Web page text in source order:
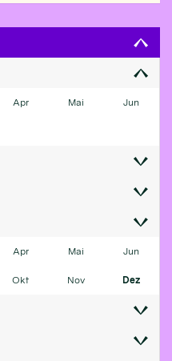
Apr Mai Jun
Apr Mai Jun
Okt Nov Dez